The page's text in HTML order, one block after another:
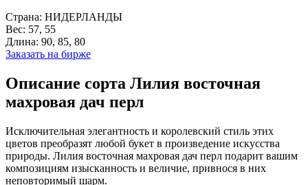
Страна: НИДЕРЛАНДЫ
Вес: 57, 55
Длина: 90, 85, 80
Заказать на бирже
Описание сорта Лилия восточная
махровая дач перл
Исключительная элегантность и королевский стиль этих
цветов преобразят любой букет в произведение искусства
природы. Лилия восточная махровая дач перл подарит вашим
композициям изысканность и величие, привнося в них
неповторимый шарм.